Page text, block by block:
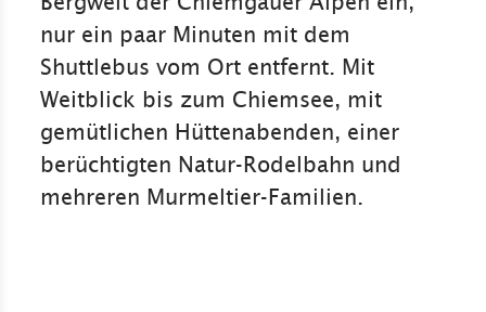
nur ein paar Minuten mit dem
Shuttlebus vom Ort entfernt. Mit
Weitblick bis zum Chiemsee, mit
gemütlichen Hüttenabenden, einer
berüchtigten Natur-Rodelbahn und
mehreren Murmeltier-Familien.